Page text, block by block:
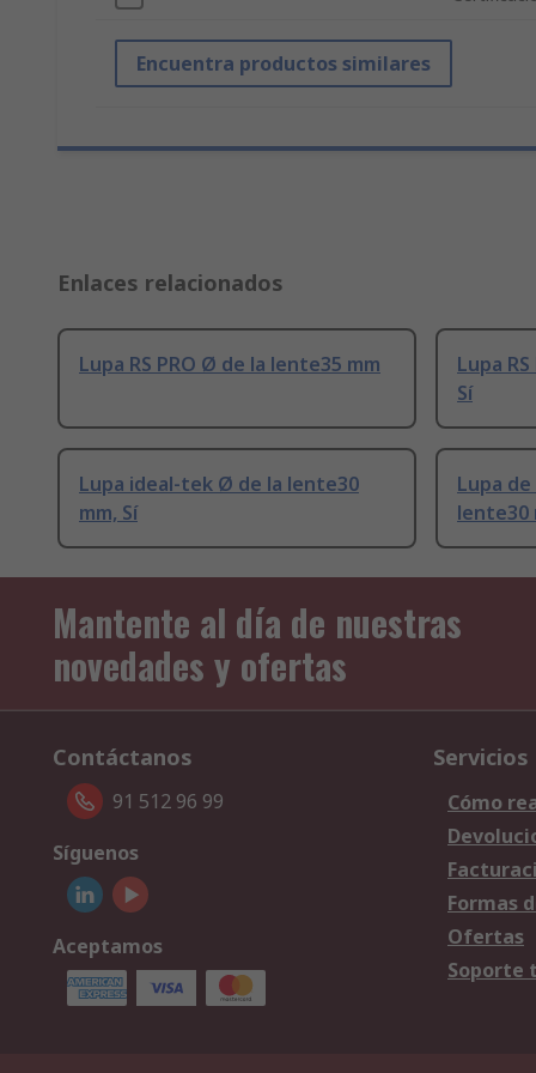
Encuentra productos similares
Enlaces relacionados
Lupa RS PRO Ø de la lente35 mm
Lupa
Sí
Lupa ideal-tek Ø de la lente30
mm, Sí
Lupa
lente30
Mantente al día de nuestras
novedades y ofertas
Contáctanos
91 512 96 99
Síguenos
Aceptamos
Servicios
Cómo
Formas
Ofertas
Soporte